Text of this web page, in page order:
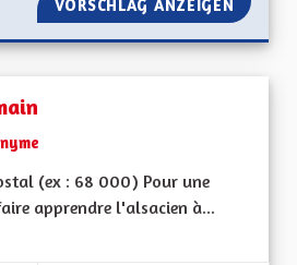
VORSCHLAG ANZEIGEN LE
(ex : 68 000) Pour une
apprendre l'alsacien à...